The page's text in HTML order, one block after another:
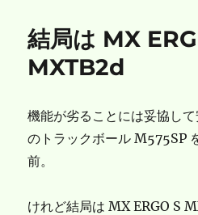
ー
結局は MX
MXTB2d
機能が劣ることには妥協し
のトラックボール M575SP
前。
けれど結局は MX ERGO S